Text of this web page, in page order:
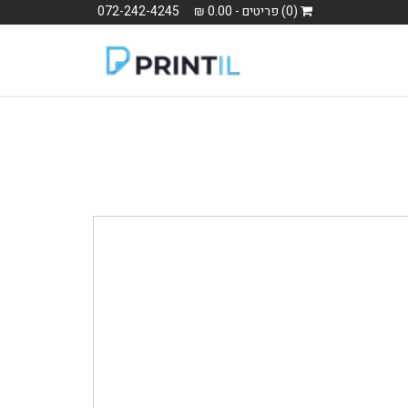
(0) פריטים - 0.00 ₪ 072-242-4245